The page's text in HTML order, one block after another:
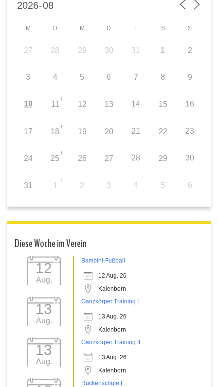
M D M D F S S
27 28 29 30 31 1 2
3 4 5 6 7 8 9
10 11
+
12 13 14 15 16
17 18
+
19 20 21 22 23
24 25
+
26 27 28 29 30
31 1
+
2 3 4 5 6
Diese Woche im Verein
12
Aug.
Bambini-Fußball
12 Aug. 26
Kalenborn
13
Aug.
Ganzkörper Training I
13 Aug. 26
Kalenborn
13
Aug.
Ganzkörper Training II
13 Aug. 26
Kalenborn
Rückenschule I